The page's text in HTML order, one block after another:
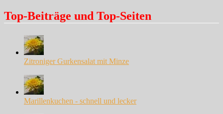
Top-Beiträge und Top-Seiten
Zitroniger Gurkensalat mit Minze
Marillenkuchen - schnell und lecker